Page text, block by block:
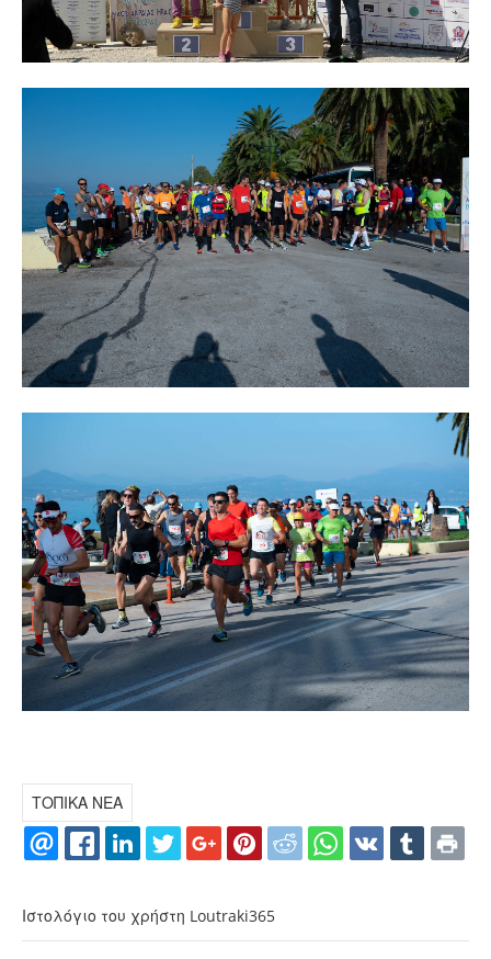
ΤΟΠΙΚΑ ΝΕΑ
Ιστολόγιο του χρήστη Loutraki365